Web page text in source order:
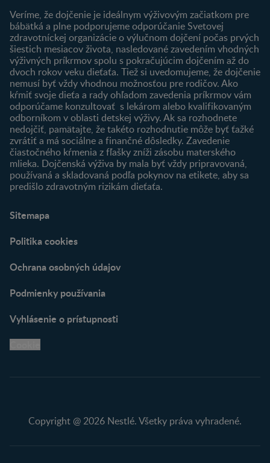
Môj účet
Registrácia
Newsletter
Prihlásenie
Produkty
Nájsť produkt
Veríme, že dojčenie je ideálnym výživovým začiatkom pre
bábätká a plne podporujeme odporúčanie Svetovej
zdravotníckej organizácie o výlučnom dojčení počas prvých
šiestich mesiacov života, nasledované zavedením vhodných
výživných príkrmov spolu s pokračujúcim dojčením až do
dvoch rokov veku dieťaťa. Tiež si uvedomujeme, že dojčenie
nemusí byť vždy vhodnou možnosťou pre rodičov. Ako
kŕmiť svoje dieťa a rady ohľadom zavedenia príkrmov vám
odporúčame konzultovať s lekárom alebo kvalifikovaným
odborníkom v oblasti detskej výživy. Ak sa rozhodnete
nedojčiť, pamätajte, že takéto rozhodnutie môže byť ťažké
zvrátiť a má sociálne a finančné dôsledky. Zavedenie
čiastočného kŕmenia z fľašky zníži zásobu materského
mlieka. Dojčenská výživa by mala byť vždy pripravovaná,
používaná a skladovaná podľa pokynov na etikete, aby sa
predišlo zdravotným rizikám dieťaťa.
Sitemapa
Politika cookies
Ochrana osobných údajov
Podmienky používania
Vyhlásenie o prístupnosti
Copyright @ 2026 Nestlé. Všetky práva vyhradené.